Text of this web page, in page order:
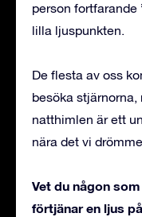
person fortfarande
lilla ljuspunkten.
De flesta av oss
besöka
natthimlen är ett
nära det vi
Vet du någon
förtjänar en ljus